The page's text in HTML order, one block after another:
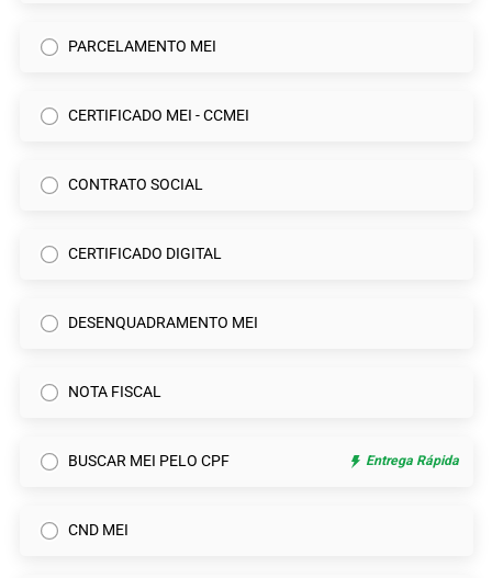
PARCELAMENTO MEI
CERTIFICADO MEI - CCMEI
CONTRATO SOCIAL
CERTIFICADO DIGITAL
DESENQUADRAMENTO MEI
NOTA FISCAL
BUSCAR MEI PELO CPF Entrega Rápida
CND MEI